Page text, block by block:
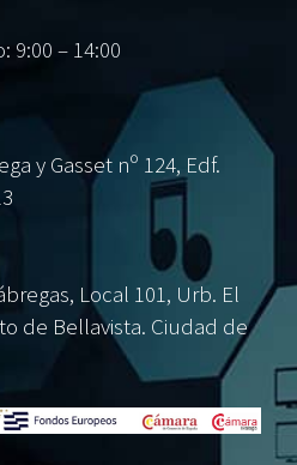
– 14:00
y Gasset nº 124, Edf.
Local 101, Urb. El
de Bellavista. Ciudad de